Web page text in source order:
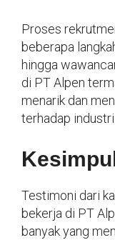
Proses
beberapa
hingga
di PT Alpen
menarik dan
terhadap industri
Testimoni dari
bekerja di PT
banyak yang